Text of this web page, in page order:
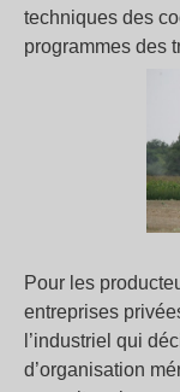
techniques des
programmes des
Pour les
entreprises
l’industriel qui
d’organisation